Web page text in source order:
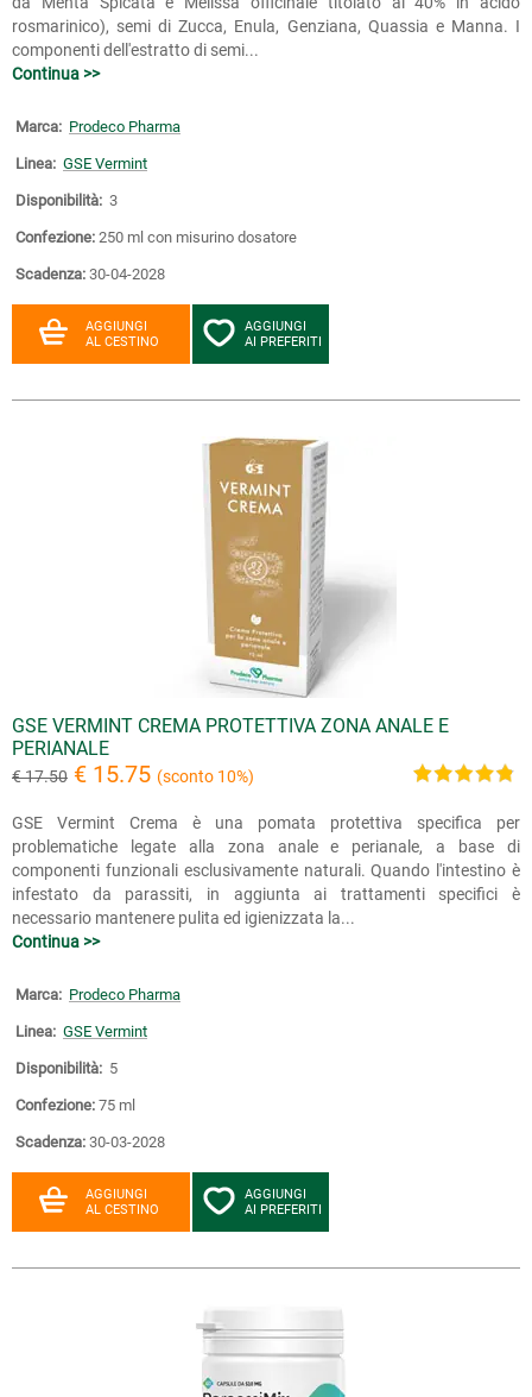
rosmarinico), semi di Zucca, Enula, Genziana, Quassia e Manna. I
componenti dell'estratto di semi...
Continua >>
Marca: Prodeco Pharma
Linea: GSE Vermint
Disponibilità: 3
Confezione: 250 ml con misurino dosatore
Scadenza: 30-04-2028
AGGIUNGI
AL CESTINO
AGGIUNGI
AI PREFERITI
GSE VERMINT CREMA PROTETTIVA ZONA ANALE E
PERIANALE
€ 17.50 € 15.75 (sconto 10%)
GSE Vermint Crema è una pomata protettiva specifica per
problematiche legate alla zona anale e perianale, a base di
componenti funzionali esclusivamente naturali. Quando l'intestino è
infestato da parassiti, in aggiunta ai trattamenti specifici è
necessario mantenere pulita ed igienizzata la...
Continua >>
Marca: Prodeco Pharma
Linea: GSE Vermint
Disponibilità: 5
Confezione: 75 ml
Scadenza: 30-03-2028
AGGIUNGI
AL CESTINO
AGGIUNGI
AI PREFERITI